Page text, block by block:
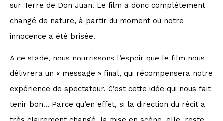
sur Terre de Don Juan. Le film a donc complètement
changé de nature, à partir du moment où notre
innocence a été brisée.
À ce stade, nous nourrissons l’espoir que le film nous
délivrera un « message » final, qui récompensera notre
expérience de spectateur. C’est cette idée qui nous fait
tenir bon… Parce qu’en effet, si la direction du récit a